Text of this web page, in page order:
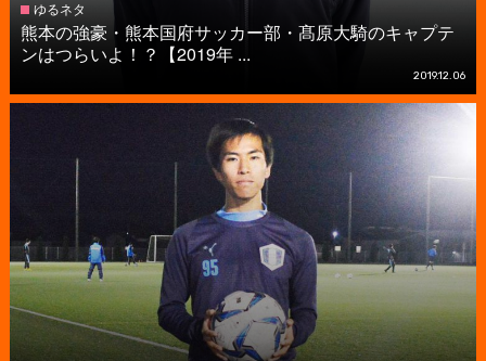
ゆるネタ
熊本の強豪・熊本国府サッカー部・髙原大騎のキャプテ
ンはつらいよ！？【2019年 ...
2019.12.06